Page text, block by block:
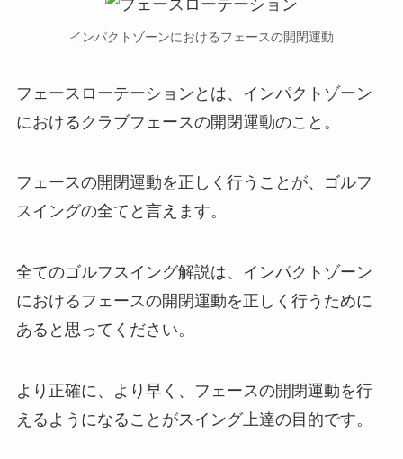
インパクトゾーンにおけるフェースの開閉運動
フェースローテーションとは、インパクトゾーン
におけるクラブフェースの開閉運動のこと。
フェースの開閉運動を正しく行うことが、ゴルフ
スイングの全てと言えます。
全てのゴルフスイング解説は、インパクトゾーン
におけるフェースの開閉運動を正しく行うために
あると思ってください。
より正確に、より早く、フェースの開閉運動を行
えるようになることがスイング上達の目的です。